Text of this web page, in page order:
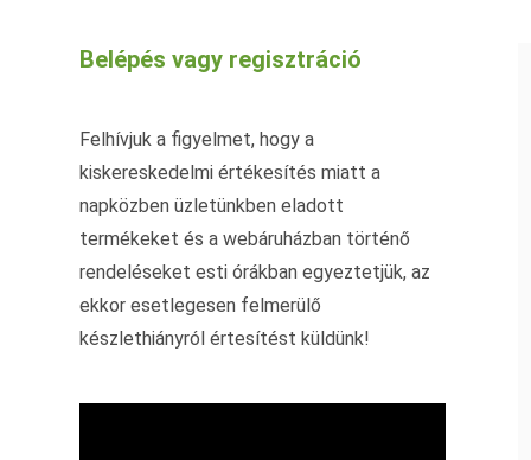
Belépés vagy regisztráció
Felhívjuk a figyelmet, hogy a
kiskereskedelmi értékesítés miatt a
napközben üzletünkben eladott
termékeket és a webáruházban történő
rendeléseket esti órákban egyeztetjük, az
ekkor esetlegesen felmerülő
készlethiányról értesítést küldünk!